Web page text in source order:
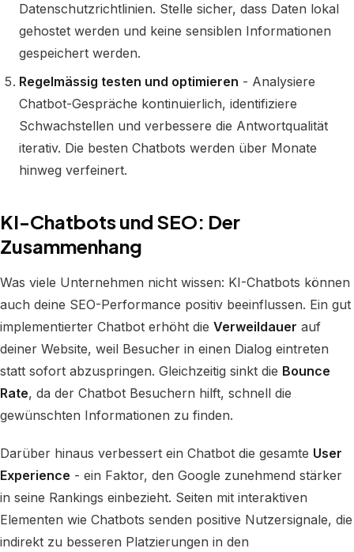
Datenschutzrichtlinien. Stelle sicher, dass Daten lokal
gehostet werden und keine sensiblen Informationen
gespeichert werden.
Regelmässig testen und optimieren - Analysiere
Chatbot-Gespräche kontinuierlich, identifiziere
Schwachstellen und verbessere die Antwortqualität
iterativ. Die besten Chatbots werden über Monate
hinweg verfeinert.
KI-Chatbots und SEO: Der
Zusammenhang
Was viele Unternehmen nicht wissen: KI-Chatbots können
auch deine SEO-Performance positiv beeinflussen. Ein gut
implementierter Chatbot erhöht die Verweildauer auf
deiner Website, weil Besucher in einen Dialog eintreten
statt sofort abzuspringen. Gleichzeitig sinkt die Bounce
Rate, da der Chatbot Besuchern hilft, schnell die
gewünschten Informationen zu finden.
Darüber hinaus verbessert ein Chatbot die gesamte User
Experience - ein Faktor, den Google zunehmend stärker
in seine Rankings einbezieht. Seiten mit interaktiven
Elementen wie Chatbots senden positive Nutzersignale, die
indirekt zu besseren Platzierungen in den